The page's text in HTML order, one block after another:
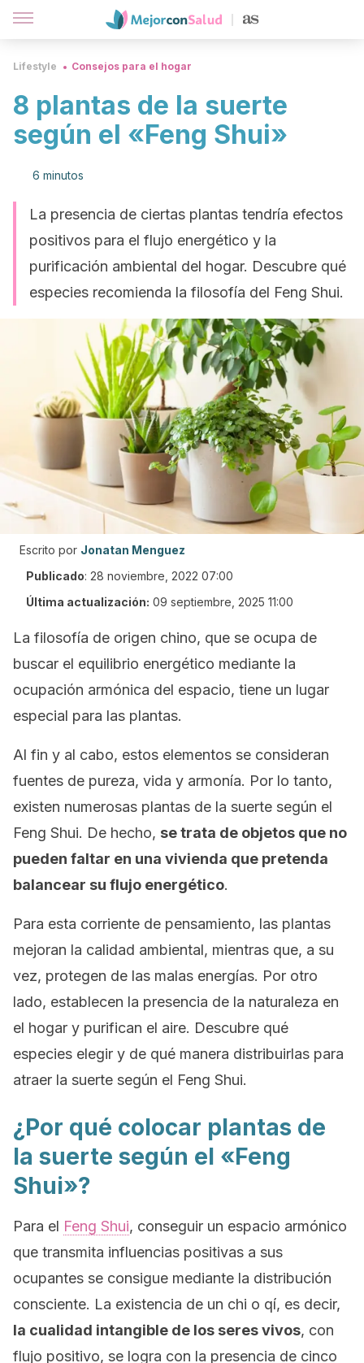
Lifestyle Consejos para el hogar
8 plantas de la suerte
según el «Feng Shui»
6 minutos
La presencia de ciertas plantas tendría efectos
positivos para el flujo energético y la
purificación ambiental del hogar. Descubre qué
especies recomienda la filosofía del Feng Shui.
Escrito por Jonatan Menguez
Publicado: 28 noviembre, 2022 07:00
Última actualización: 09 septiembre, 2025 11:00
La filosofía de origen chino, que se ocupa de
buscar el equilibrio energético mediante la
ocupación armónica del espacio, tiene un lugar
especial para las plantas.
Al fin y al cabo, estos elementos se consideran
fuentes de pureza, vida y armonía. Por lo tanto,
existen numerosas plantas de la suerte según el
Feng Shui. De hecho, se trata de objetos que no
pueden faltar en una vivienda que pretenda
balancear su flujo energético.
Para esta corriente de pensamiento, las plantas
mejoran la calidad ambiental, mientras que, a su
vez, protegen de las malas energías. Por otro
lado, establecen la presencia de la naturaleza en
el hogar y purifican el aire. Descubre qué
especies elegir y de qué manera distribuirlas para
atraer la suerte según el Feng Shui.
¿Por qué colocar plantas de
la suerte según el «Feng
Shui»?
Para el Feng Shui, conseguir un espacio armónico
que transmita influencias positivas a sus
ocupantes se consigue mediante la distribución
consciente. La existencia de un chi o qí, es decir,
la cualidad intangible de los seres vivos, con
flujo positivo, se logra con la presencia de cinco